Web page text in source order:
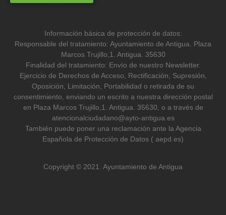
Información básica de protección de datos:
Responsable del tratamiento: Ayuntamiento de Antigua. Plaza
Marcos Trujillo,1. Antigua. 35630
Finalidad del tratamiento: Envío de nuestro Newsletter.
Ejercicio de Derechos de Acceso, Rectificación, Supresión,
Oposición, Limitación, Portabilidad o retirada de su
consentimiento, enviando un escrito a nuestra dirección postal
en Plaza Marcos Trujillo,1. Antigua. 35630, o a través de
atencionalciudadano@ayto-antigua.es
También puede poner una reclamación ante la Agencia
Española de Protección de Datos ( aepd.es)
Copyright © 2021. Ayuntamiento de Antigua